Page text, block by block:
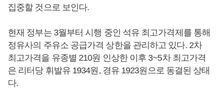
집중할 것으로 보인다.
현재 정부는 3월부터 시행 중인 석유 최고가격제를 통해
정유사의 주유소 공급가격 상한을 관리하고 있다. 2차
최고가격을 유종별 210원 인상한 이후 3~5차 최고가격
은 리터당 휘발유 1934원, 경유 1923원으로 동결된 상태
다.